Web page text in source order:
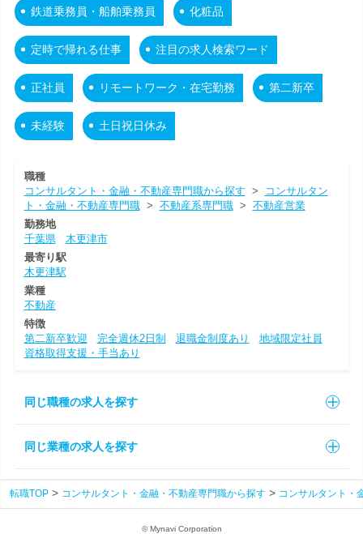
鉄道乗務員・船舶乗務員 化粧品
定時で帰れる仕事 注目の求人検索ワード
正社員 リモートワーク・在宅勤務 第二新卒
未経験 土日祝日休み
職種
コンサルタント・金融・不動産専門職から探す >
コンサルタン
ト・金融・不動産専門職> 不動産系専門職> 不動産営業
勤務地
千葉県
木更津市
最寄り駅
木更津駅
業種
不動産
特徴
第二新卒歓迎
完全週休2日制 退職金制度あり
地域限定社員
資格取得支援・手当あり
同じ職種の求人を探す
同じ業種の求人を探す
転職TOP コンサルタント・金融・不動産専門職から探す コンサルタント・
© Mynavi Corporation